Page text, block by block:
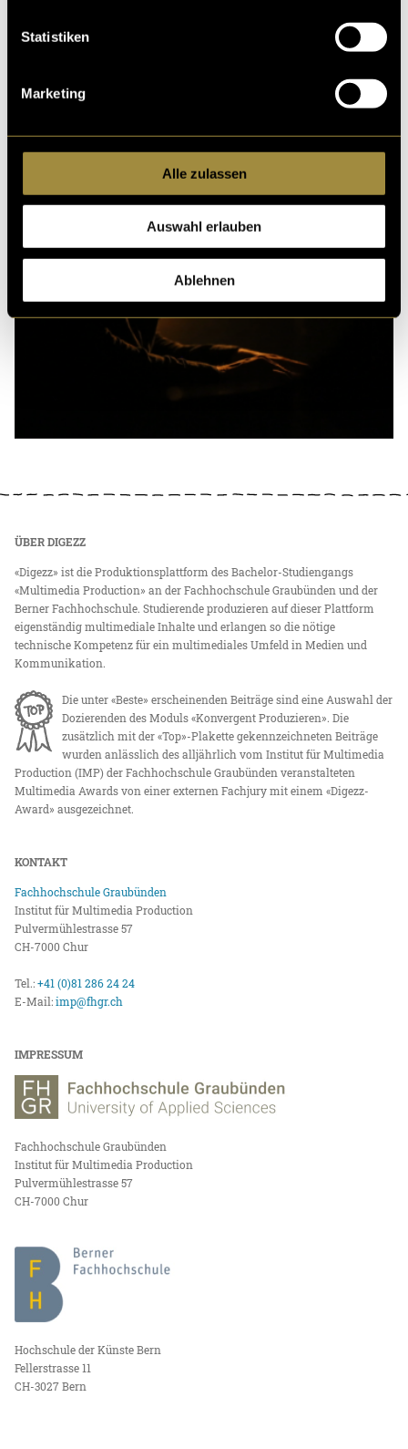
Statistiken
Marketing
Alle zulassen
Auswahl erlauben
Ablehnen
ÜBER DIGEZZ
«Digezz» ist die Produktionsplattform des Bachelor-Studiengangs
«Multimedia Production» an der Fachhochschule Graubünden und der
Berner Fachhochschule. Studierende produzieren auf dieser Plattform
eigenständig multimediale Inhalte und erlangen so die nötige
technische Kompetenz für ein multimediales Umfeld in Medien und
Kommunikation.
Die unter «Beste» erscheinenden Beiträge sind eine Auswahl der
Dozierenden des Moduls «Konvergent Produzieren». Die
zusätzlich mit der «Top»-Plakette gekennzeichneten Beiträge
wurden anlässlich des alljährlich vom Institut für Multimedia
Production (IMP) der Fachhochschule Graubünden veranstalteten
Multimedia Awards von einer externen Fachjury mit einem «Digezz-
Award» ausgezeichnet.
KONTAKT
Fachhochschule Graubünden
Institut für Multimedia Production
Pulvermühlestrasse 57
CH-7000 Chur
Tel.:+41 (0)81 286 24 24
E-Mail:imp@fhgr.ch
IMPRESSUM
Fachhochschule Graubünden
Institut für Multimedia Production
Pulvermühlestrasse 57
CH-7000 Chur
Hochschule der Künste Bern
Fellerstrasse 11
CH-3027 Bern